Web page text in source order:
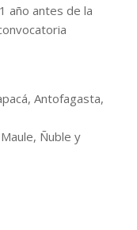
año antes de la
Antofagasta,
Ñuble y